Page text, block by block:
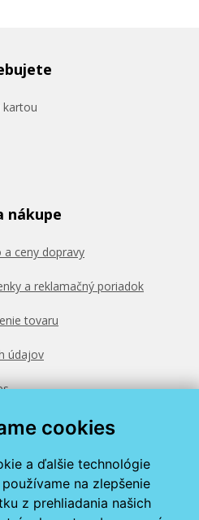
cookies
a ďalšie technológie
na zlepšenie
z prehliadania našich
kartou
nákupe
ceny dopravy
a reklamačný poriadok
tovaru
údajov